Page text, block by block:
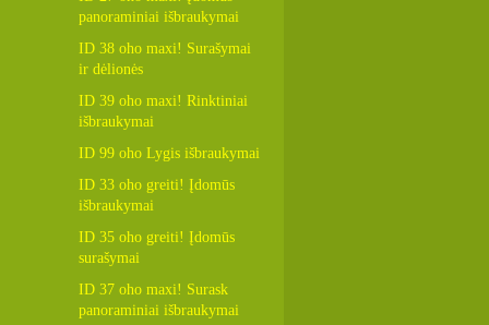
panoraminiai išbraukymai
ID 38 oho maxi! Surašymai
ir dėlionės
ID 39 oho maxi! Rinktiniai
išbraukymai
ID 99 oho Lygis išbraukymai
ID 33 oho greiti! Įdomūs
išbraukymai
ID 35 oho greiti! Įdomūs
surašymai
ID 37 oho maxi! Surask
panoraminiai išbraukymai